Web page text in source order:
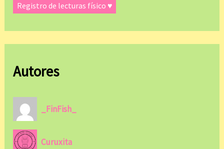
Registro de lecturas físico ♥
Autores
_FinFish_
Curuxita